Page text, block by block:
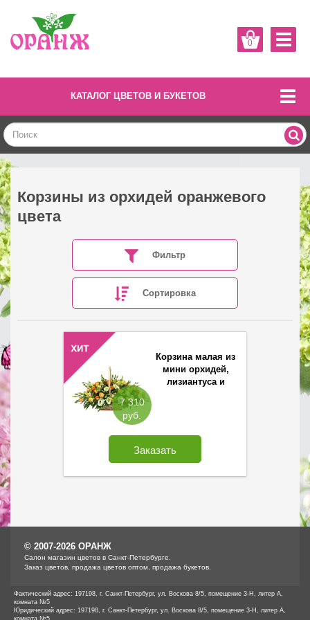
0
КАТАЛОГ ЦВЕТОВ И БУКЕТОВ
Корзины из орхидей оранжевого
цвета
Фильтр
Сортировка
7 310
руб.
Корзина малая из
мини орхидей,
лизиантуса и
Заказать
© 2007-2026 ОРАНЖ
Cалон магазин цветов в Санкт-Петербурге.
Заказ цветов, продажа цветов оптом, продажа букетов.
Фактический адрес: 197198, г. Санкт-Петербург, ул. Воскова 8/5, помещение 3-Н, литер А,
комната №5
Юридический адрес: 197198, г. Санкт-Петербург, ул. Воскова 8/5, помещение 3-Н, литер А,
комната №5